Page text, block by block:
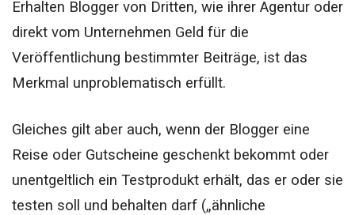
Erhalten Blogger von Dritten, wie ihrer Agentur oder
direkt vom Unternehmen Geld für die
Veröffentlichung bestimmter Beiträge, ist das
Merkmal unproblematisch erfüllt.
Gleiches gilt aber auch, wenn der Blogger eine
Reise oder Gutscheine geschenkt bekommt oder
unentgeltlich ein Testprodukt erhält, das er oder sie
testen soll und behalten darf („ähnliche